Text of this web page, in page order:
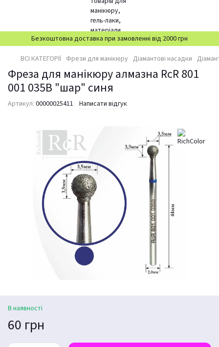
Безкоштовна доставка при замовленні від 2000 грн
ВСІ КАТЕГОРІЇ Фрези для манікюру Діамантові насадки
Фреза для манікюру алмазна RcR 801
001 035B "шар" синя
Артикул: 00000025411 Написати відгук
В наявності
60 грн